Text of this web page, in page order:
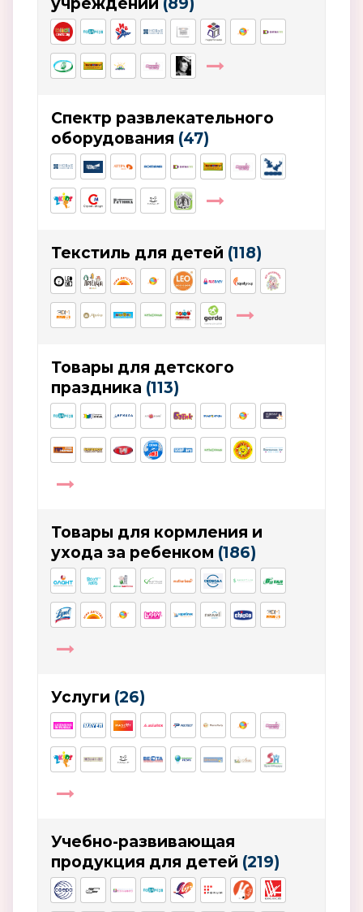
Спектр развлекательного
оборудования (47)
Текстиль для детей (118)
Товары для детского
праздника (113)
Товары для кормления и
ухода за ребенком (186)
Услуги (26)
Учебно-развивающая
продукция для детей (219)